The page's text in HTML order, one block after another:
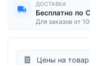
ДОСТАВКА
Бесплатно по
Для заказов от
Цены на